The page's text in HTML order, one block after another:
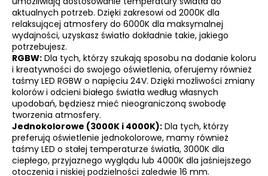
aktualnych potrzeb. Dzięki zakresowi od 2000K dla
relaksującej atmosfery do 6000K dla maksymalnej
wydajności, uzyskasz światło dokładnie takie, jakiego
potrzebujesz.
RGBW: Dla tych, którzy szukają sposobu na dodanie koloru
i kreatywności do swojego oświetlenia, oferujemy również
taśmy LED RGBW o napięciu 24V. Dzięki możliwości zmiany
kolorów i odcieni białego światła według własnych
upodobań, będziesz mieć nieograniczoną swobodę
tworzenia atmosfery.
Jednokolorowe (3000K i 4000K): Dla tych, którzy
preferują oświetlenie jednokolorowe, mamy również
taśmy LED o stałej temperaturze światła, 3000K dla
ciepłego, przyjaznego wyglądu lub 4000K dla jaśniejszego
otoczenia i niskiej podzielności zaledwie 16 mm.
s
z
?
SZUKAJ
P
o